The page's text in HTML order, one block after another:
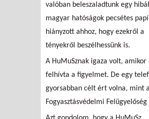
valóban beleszaladtunk egy
magyar hatóságok pecsétes
hiányzott ahhoz, hogy ezekről a
tényekről beszélhessünk is.
A HuMuSznak igaza volt,
felhívta a figyelmet. De egy
gyorsabban célt ért volna, mint a
Fogyasztásvédelmi